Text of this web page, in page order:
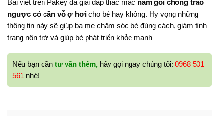
Bài viết trên Pakey đã giải đáp thắc mắc nằm gối chống trào
ngược có cần vỗ ợ hơi cho bé hay không. Hy vọng những
thông tin này sẽ giúp ba mẹ chăm sóc bé đúng cách, giảm tình
trạng nôn trớ và giúp bé phát triển khỏe mạnh.
Nếu bạn cần tư vấn thêm, hãy gọi ngay chúng tôi: 0968 501
561 nhé!